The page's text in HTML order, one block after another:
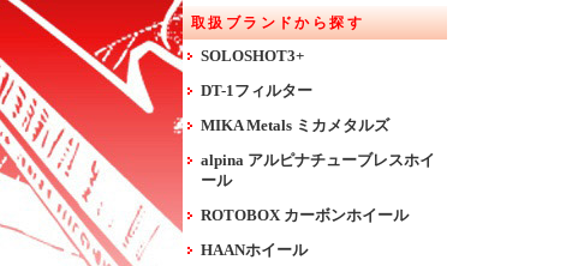
取扱ブランドから探す
SOLOSHOT3+
DT-1フィルター
MIKA Metals ミカメタルズ
alpina アルピナチューブレスホイ
ール
ROTOBOX カーボンホイール
HAANホイール